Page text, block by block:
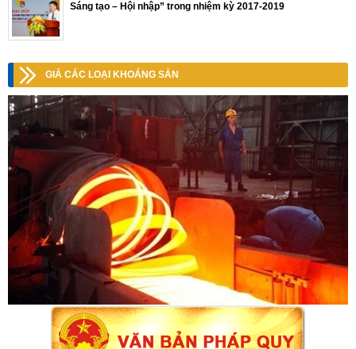
Sáng tạo – Hội nhập” trong nhiệm kỳ 2017-2019
GIÁ CÁC LOẠI KHOÁNG SẢN